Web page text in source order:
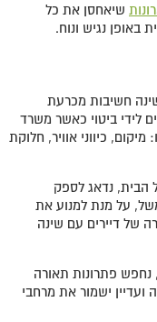
שיאחסן את כל
באופן נגיש ונוח.
חשיבות מכרעת
לידי ביטוי כאשר משרד
כיווני אוויר, חלוקת
הבית, נדאג לספק
על מנת למנוע את
של דיירים עם שינה
פתרונות תאורה
ישמור את מרחבי